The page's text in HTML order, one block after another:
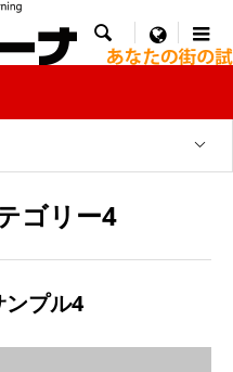
 menu
ゴリー4
プル4